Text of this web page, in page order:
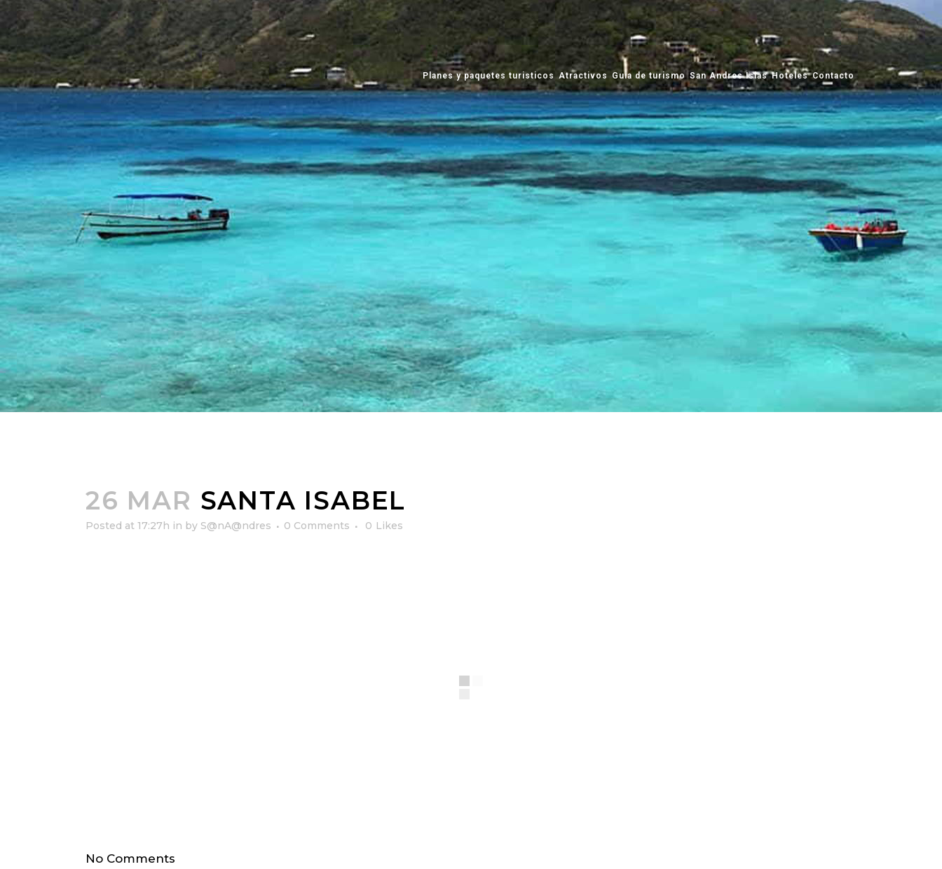
Planes y paquetes turisticos Atractivos Guia de turismo San Andres Islas Hoteles Contacto
26 MAR SANTA ISABEL
Posted at 17:27h in by S@nA@ndres 0 Comments 0 Likes
No Comments